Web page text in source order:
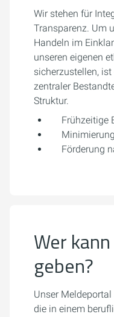
Wir stehen für
Transparenz. Um
Handeln im
unseren eigenen
sicherzustellen,
zentraler
Struktur.
Frühzeitige
Förderung
Wer
geben?
Unser
die in einem